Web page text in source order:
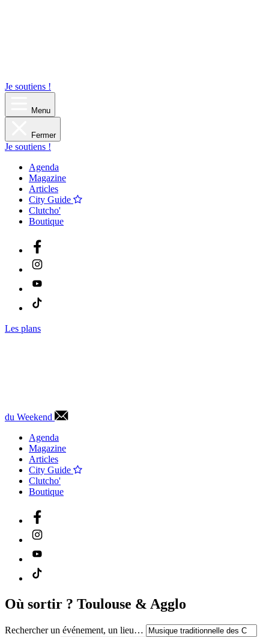
Je soutiens !
Menu
Fermer
Je soutiens !
Agenda
Magazine
Articles
City Guide
Clutcho'
Boutique
Les plans
du Weekend
Agenda
Magazine
Articles
City Guide
Clutcho'
Boutique
Où sortir ? Toulouse & Agglo
Rechercher un événement, un lieu…